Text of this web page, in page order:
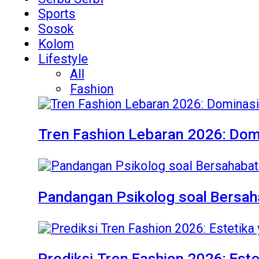
Sports
Sosok
Kolom
Lifestyle
All
Fashion
Tren Fashion Lebaran 2026:
Pandangan Psikolog soal